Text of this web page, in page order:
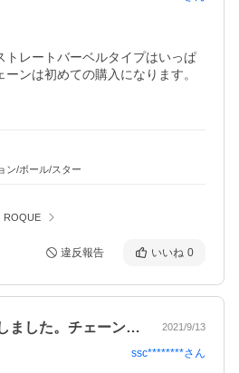
トレートバーベルタイプはいっぱ
ンは初めての購入になります。
ン/ボール/スター
ROQUE
違反報告 いいね 0
ました。チェーン… 2021/9/13
ssc********さん